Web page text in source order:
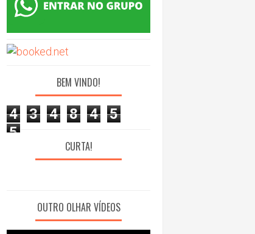
BEM VINDO!
4 3 4 8 4
5
5
CURTA!
OUTRO OLHAR VÍDEOS